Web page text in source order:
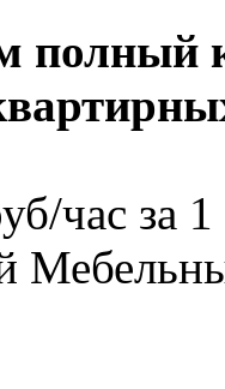
полный
час за